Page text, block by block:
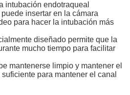
intubación endotraqueal
insertar en la cámara
para hacer la intubación más
diseñado permite que la
mucho tiempo para facilitar
mantenerse limpio y mantener el
para mantener el canal